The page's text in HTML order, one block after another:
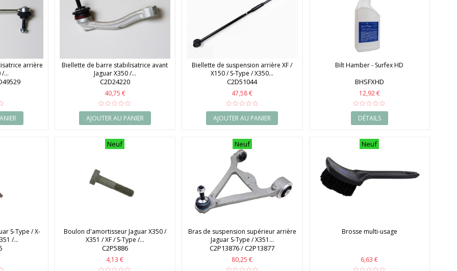
arrière
/...
Biellette de barre stabilisatrice avant
Jaguar X350 /...
C2D24220
40,75 €
AJOUTER AU PANIER
Biellette de suspension arrière XF /
X150 / S-Type / X350...
C2D51044
47,58 €
AJOUTER AU PANIER
Bilt Hamber - Surfex HD
BHSFXHD
12,92 €
DÉTAILS
S-Type / X-
/...
Neuf
Boulon d'amortisseur Jaguar X350 /
X351 / XF / S-Type /...
C2P5886
4,13 €
Neuf
Bras de suspension supérieur arrière
Jaguar S-Type / X351...
C2P13876 / C2P13877
80,25 €
Neuf
Brosse multi-usage
6,63 €